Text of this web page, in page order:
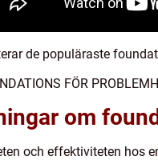
de populäraste
FÖR
om
och effektiviteten hos